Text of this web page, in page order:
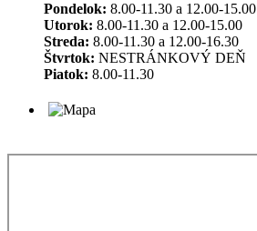
Pondelok: 8.00-11.30 a 12.00-15.00
Utorok: 8.00-11.30 a 12.00-15.00
Streda: 8.00-11.30 a 12.00-16.30
Štvrtok: NESTRÁNKOVÝ DEŇ
Piatok: 8.00-11.30